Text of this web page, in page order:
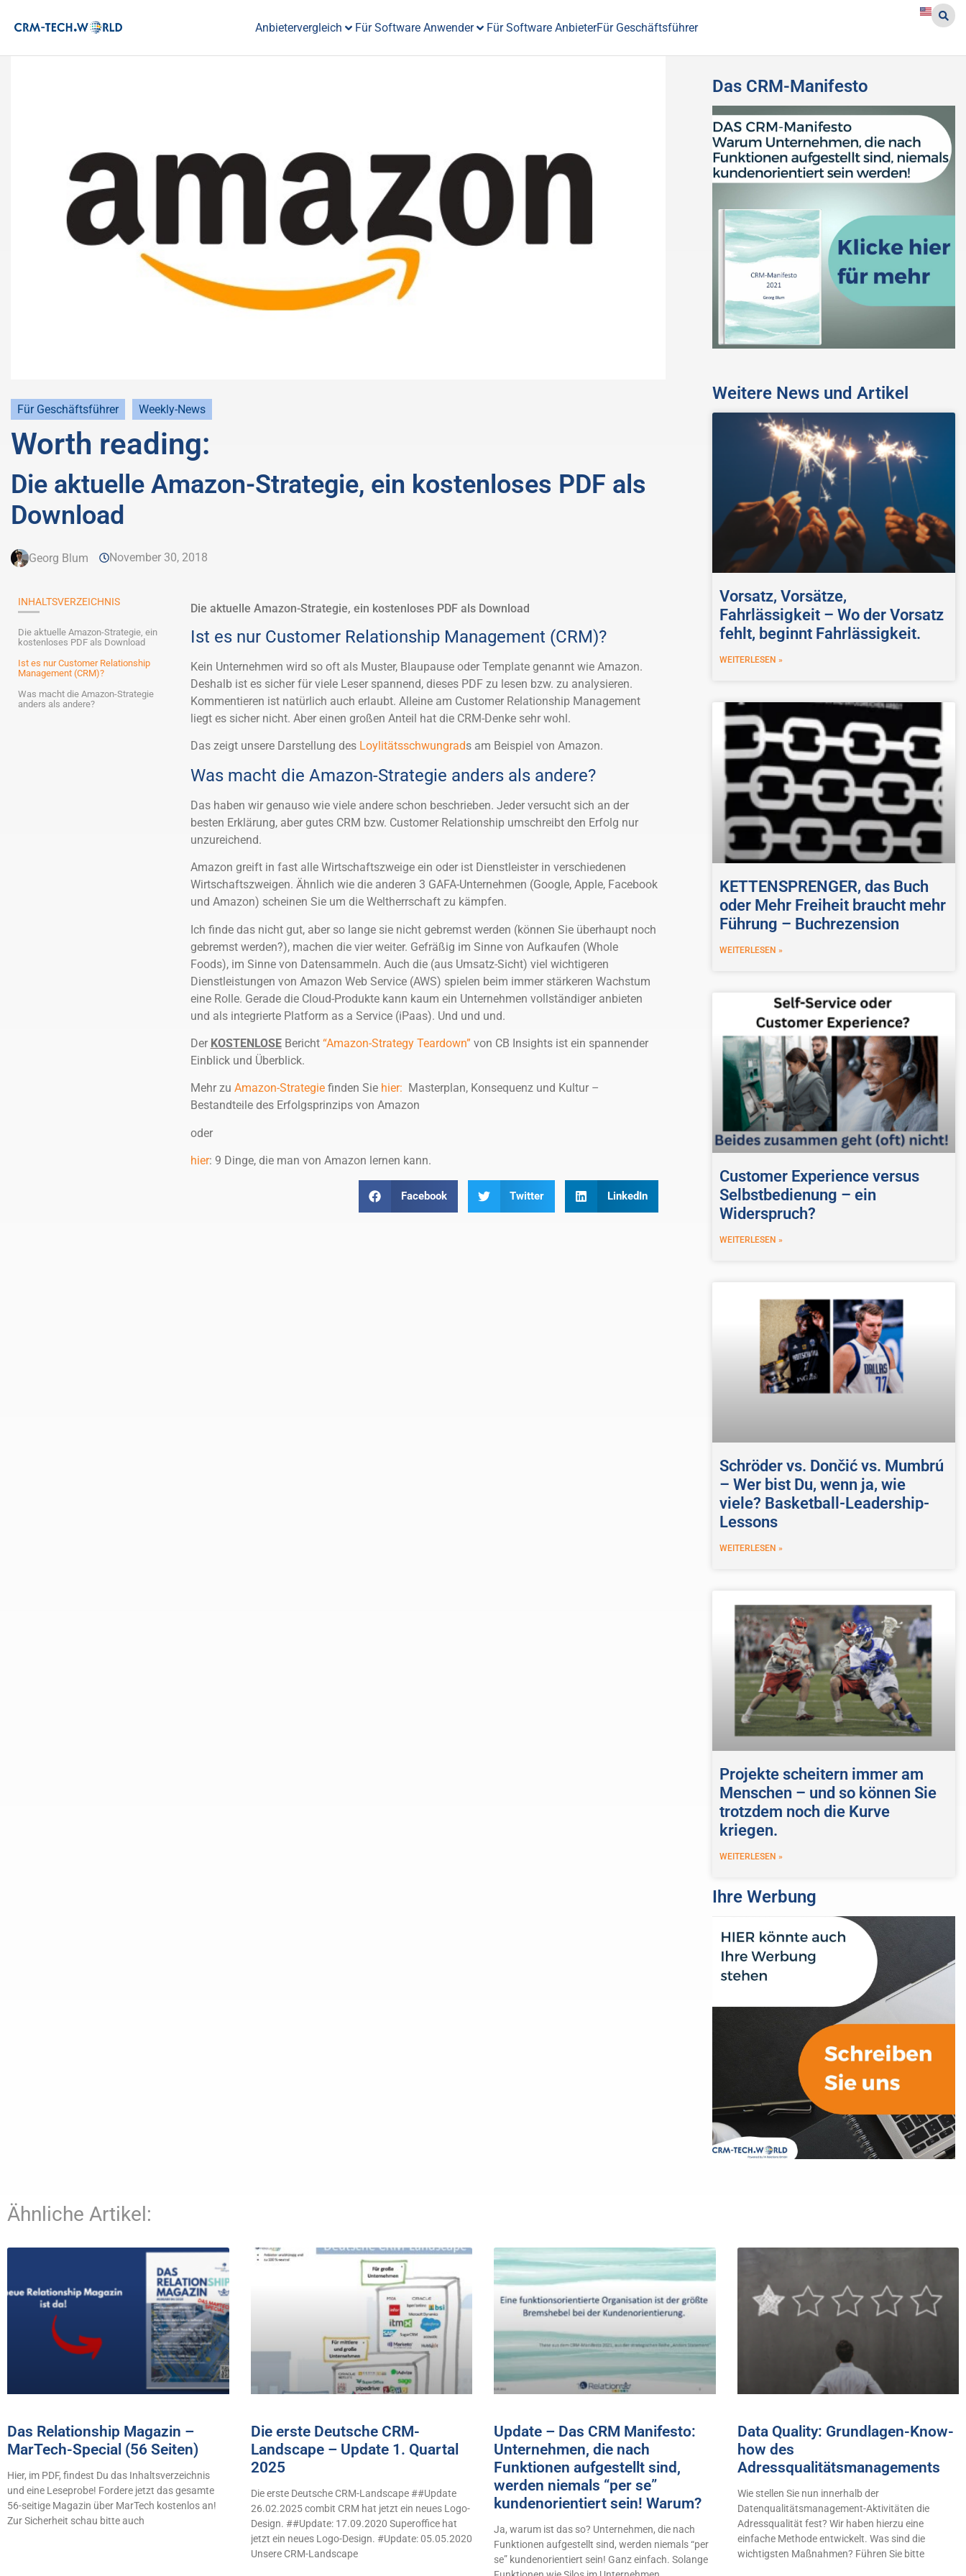
Anbietervergleich Für Software Anwender Für Software AnbieterFür Geschäftsführer
Für Geschäftsführer Weekly-News
Worth reading:
Die aktuelle Amazon-Strategie, ein kostenloses PDF als
Download
Georg Blum November 30, 2018
INHALTSVERZEICHNIS
Die aktuelle Amazon-Strategie, ein
kostenloses PDF als Download
Ist es nur Customer Relationship
Management (CRM)?
Was macht die Amazon-Strategie
anders als andere?
Die aktuelle Amazon-Strategie, ein kostenloses PDF als Download
Ist es nur Customer Relationship Management (CRM)?
Kein Unternehmen wird so oft als Muster, Blaupause oder Template genannt wie Amazon.
Deshalb ist es sicher für viele Leser spannend, dieses PDF zu lesen bzw. zu analysieren.
Kommentieren ist natürlich auch erlaubt. Alleine am Customer Relationship Management
liegt es sicher nicht. Aber einen großen Anteil hat die CRM-Denke sehr wohl.
Das zeigt unsere Darstellung des Loylitätsschwungrads am Beispiel von Amazon.
Was macht die Amazon-Strategie anders als andere?
Das haben wir genauso wie viele andere schon beschrieben. Jeder versucht sich an der
besten Erklärung, aber gutes CRM bzw. Customer Relationship umschreibt den Erfolg nur
unzureichend.
Amazon greift in fast alle Wirtschaftszweige ein oder ist Dienstleister in verschiedenen
Wirtschaftszweigen. Ähnlich wie die anderen 3 GAFA-Unternehmen (Google, Apple, Facebook
und Amazon) scheinen Sie um die Weltherrschaft zu kämpfen.
Ich finde das nicht gut, aber so lange sie nicht gebremst werden (können Sie überhaupt noch
gebremst werden?), machen die vier weiter. Gefräßig im Sinne von Aufkaufen (Whole
Foods), im Sinne von Datensammeln. Auch die (aus Umsatz-Sicht) viel wichtigeren
Dienstleistungen von Amazon Web Service (AWS) spielen beim immer stärkeren Wachstum
eine Rolle. Gerade die Cloud-Produkte kann kaum ein Unternehmen vollständiger anbieten
und als integrierte Platform as a Service (iPaas). Und und und.
Der KOSTENLOSEBericht “Amazon-Strategy Teardown” von CB Insights ist ein spannender
Einblick und Überblick.
Mehr zu Amazon-Strategiefinden Sie hier: Masterplan, Konsequenz und Kultur –
Bestandteile des Erfolgsprinzips von Amazon
oder
hier: 9 Dinge, die man von Amazon lernen kann.
Facebook Twitter LinkedIn
Das CRM-Manifesto
Weitere News und Artikel
Vorsatz, Vorsätze,
Fahrlässigkeit – Wo der Vorsatz
fehlt, beginnt Fahrlässigkeit.
WEITERLESEN »
KETTENSPRENGER, das Buch
oder Mehr Freiheit braucht mehr
Führung – Buchrezension
WEITERLESEN »
Customer Experience versus
Selbstbedienung – ein
Widerspruch?
WEITERLESEN »
Schröder vs. Dončić vs. Mumbrú
– Wer bist Du, wenn ja, wie
viele? Basketball-Leadership-
Lessons
WEITERLESEN »
Projekte scheitern immer am
Menschen – und so können Sie
trotzdem noch die Kurve
kriegen.
WEITERLESEN »
Ihre Werbung
Ähnliche Artikel:
Das Relationship Magazin –
MarTech-Special (56 Seiten)
Hier, im PDF, findest Du das Inhaltsverzeichnis
und eine Leseprobe! Fordere jetzt das gesamte
56-seitige Magazin über MarTech kostenlos an!
Zur Sicherheit schau bitte auch
Die erste Deutsche CRM-
Landscape – Update 1. Quartal
2025
Die erste Deutsche CRM-Landscape ##Update
26.02.2025 combit CRM hat jetzt ein neues Logo-
Design. ##Update: 17.09.2020 Superoffice hat
jetzt ein neues Logo-Design. #Update: 05.05.2020
Unsere CRM-Landscape
Update – Das CRM Manifesto:
Unternehmen, die nach
Funktionen aufgestellt sind,
werden niemals “per se”
kundenorientiert sein! Warum?
Ja, warum ist das so? Unternehmen, die nach
Funktionen aufgestellt sind, werden niemals “per
se” kundenorientiert sein! Ganz einfach. Solange
Data Quality: Grundlagen-Know-
how des
Adressqualitätsmanagements
Wie stellen Sie nun innerhalb der
Datenqualitätsmanagement-Aktivitäten die
Adressqualität fest? Wir haben hierzu eine
einfache Methode entwickelt. Was sind die
wichtigsten Maßnahmen? Führen Sie bitte